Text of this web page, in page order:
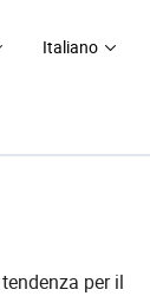
Italiano
per il